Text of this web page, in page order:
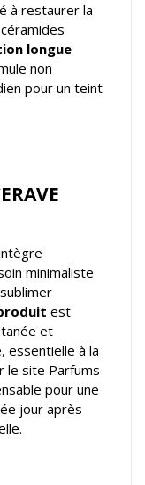
à restaurer la
longue
non
pour un teint
minimaliste
est
et
essentielle à la
le site Parfums
pour une
jour après